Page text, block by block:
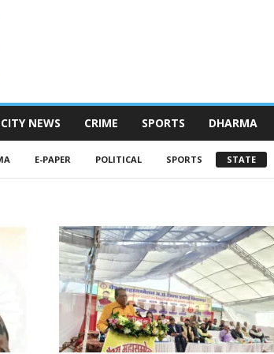
CITY NEWS CRIME SPORTS DHARMA
E-PAPER POLITICAL SPORTS STATE